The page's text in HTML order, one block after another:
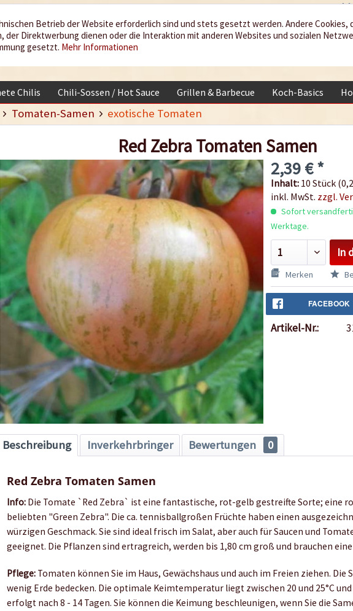
Chilis Chili-Sossen / Hot Sauce Grillen & Barbecue Koch-Basics
Tomaten-Samen exotische Tomaten
Red Zebra Tomaten Samen
2,39 € *
Inhalt: 10 Stück
inkl. MwSt. zzgl.
Sofort
Werktage.
In
Merken
FACEBOOK
Artikel-Nr.:
Beschreibung Inverkehrbringer Bewertungen 0
Red Zebra Tomaten Samen
Info: Die Tomate `Red Zebra` ist eine fantastische, rot-gelb gestreifte Sorte; eine
beliebten "Green Zebra". Die ca. tennisballgroßen Früchte haben einen
würzigen Geschmack. Sie sind ideal frisch im Salat, aber auch für Saucen und
geeignet. Die Pflanzen sind ertragreich, werden bis 1,80 cm groß und brauchen
Pflege: Tomaten können Sie im Haus, Gewächshaus und auch im Freien ziehen. Die
wenig Erde bedecken. Die optimale Keimtemperatur liegt zwischen 20 und 25°C
erfolgt nach 8 - 14 Tagen. Sie können die Keimung beschleunigen, wenn Sie die
Betrieb der Website erforderlich sind und stets gesetzt werden. Andere Cookies,
Direktwerbung dienen oder die Interaktion mit anderen Websites und sozialen
gesetzt. Mehr Informationen